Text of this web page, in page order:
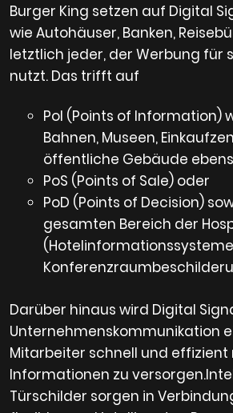
Burger King setzen auf Digital
wie Autohäuser, Banken,
letztlich jeder, der Werbung für
nutzt. Das trifft auf
PoI (Points of Information)
Bahnen, Museen,
öffentliche Gebäude
PoS (Points of Sale) oder
PoD (Points of Decision)
gesamten Bereich der
Darüber hinaus wird Digital
Unternehmenskommunikation
Mitarbeiter schnell und effizient
Informationen zu
Türschilder sorgen in